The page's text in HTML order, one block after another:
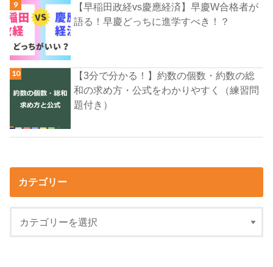
【早稲田政経vs慶應経済】早慶W合格者が
語る！早慶どっちに進学すべき！？
【3分で分かる！】約数の個数・約数の総
和の求め方・公式をわかりやすく（練習問
題付き）
カテゴリー